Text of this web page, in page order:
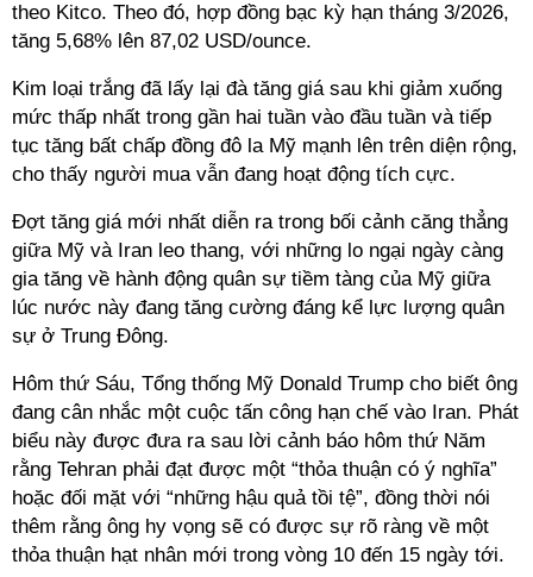
theo Kitco. Theo đó, hợp đồng bạc kỳ hạn tháng 3/2026,
tăng 5,68% lên 87,02 USD/ounce.
Kim loại trắng đã lấy lại đà tăng giá sau khi giảm xuống
mức thấp nhất trong gần hai tuần vào đầu tuần và tiếp
tục tăng bất chấp đồng đô la Mỹ mạnh lên trên diện rộng,
cho thấy người mua vẫn đang hoạt động tích cực.
Đợt tăng giá mới nhất diễn ra trong bối cảnh căng thẳng
giữa Mỹ và Iran leo thang, với những lo ngại ngày càng
gia tăng về hành động quân sự tiềm tàng của Mỹ giữa
lúc nước này đang tăng cường đáng kể lực lượng quân
sự ở Trung Đông.
Hôm thứ Sáu, Tổng thống Mỹ Donald Trump cho biết ông
đang cân nhắc một cuộc tấn công hạn chế vào Iran. Phát
biểu này được đưa ra sau lời cảnh báo hôm thứ Năm
rằng Tehran phải đạt được một “thỏa thuận có ý nghĩa”
hoặc đối mặt với “những hậu quả tồi tệ”, đồng thời nói
thêm rằng ông hy vọng sẽ có được sự rõ ràng về một
thỏa thuận hạt nhân mới trong vòng 10 đến 15 ngày tới.